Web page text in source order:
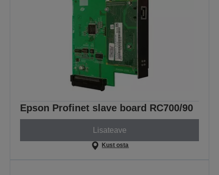
Epson Profinet slave board RC700/90
Lisateave
Kust osta